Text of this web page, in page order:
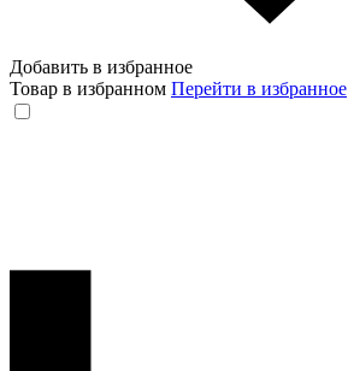
Добавить в избранное
Товар в избранном Перейти в избранное